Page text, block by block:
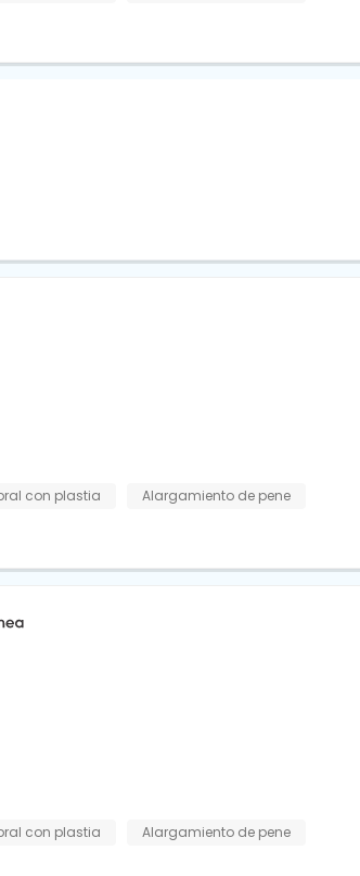
con plastia
Alargamiento de pene
con plastia
Alargamiento de pene